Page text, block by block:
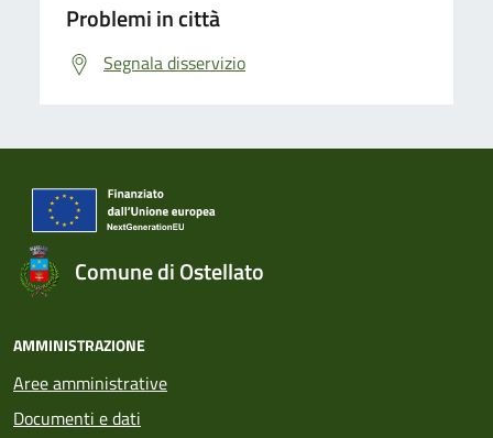
Problemi in città
Segnala disservizio
Comune di Ostellato
AMMINISTRAZIONE
Aree amministrative
Documenti e dati